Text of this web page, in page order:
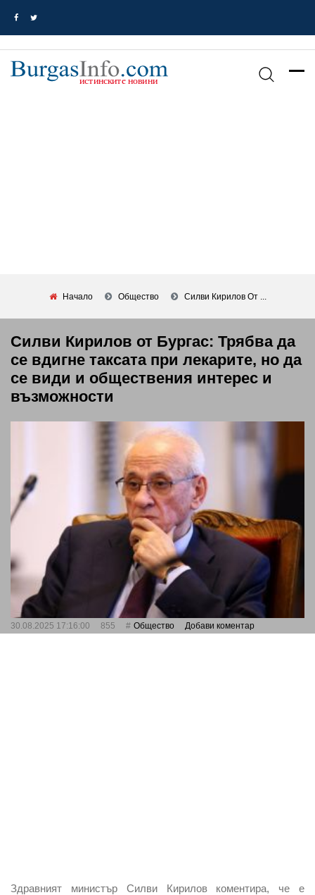
Начало Общество Силви Кирилов От ...
Силви Кирилов от Бургас: Трябва да
се вдигне таксата при лекарите, но да
се види и обществения интерес и
възможности
30.08.2025 17:16:00 855 Общество Добави коментар
Здравният министър Силви Кирилов коментира, че е